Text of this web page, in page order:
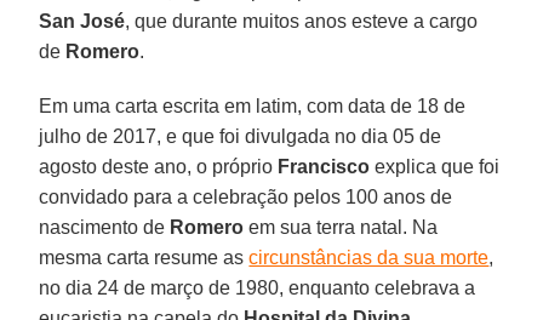
San José, que durante muitos anos esteve a cargo
de Romero.
Em uma carta escrita em latim, com data de 18 de
julho de 2017, e que foi divulgada no dia 05 de
agosto deste ano, o próprio Francisco explica que foi
convidado para a celebração pelos 100 anos de
nascimento de Romero em sua terra natal. Na
mesma carta resume ascircunstâncias da sua morte,
no dia 24 de março de 1980, enquanto celebrava a